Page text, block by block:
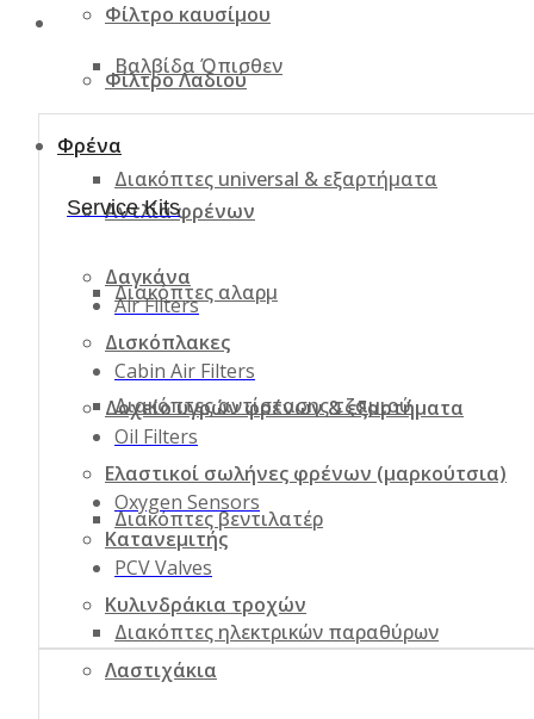
Φίλτρο καυσίμου
Φίλτρο Λαδιού
Φρένα
Αντλία φρένων
Δαγκάνα
Δισκόπλακες
Δοχείο υγρών φρένων & εξαρτήματα
Ελαστικοί σωλήνες φρένων (μαρκούτσια)
Κατανεμιτής
Κυλινδράκια τροχών
Λαστιχάκια
Βαλβίδα Όπισθεν
Διακόπτες universal & εξαρτήματα
Διακόπτες αλαρμ
Διακόπτες αντίστασης τζαμιού
Διακόπτες βεντιλατέρ
Διακόπτες ηλεκτρικών παραθύρων
Service Kits
Air Filters
Cabin Air Filters
Oil Filters
Oxygen Sensors
PCV Valves